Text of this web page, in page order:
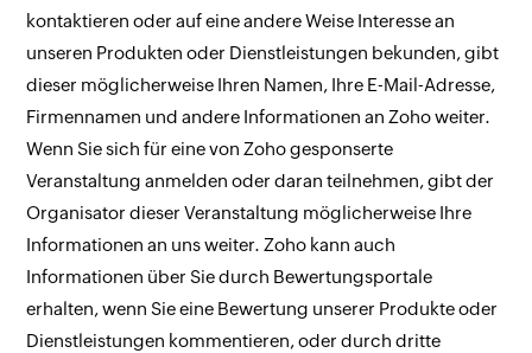
kontaktieren oder auf eine andere Weise Interesse an
unseren Produkten oder Dienstleistungen bekunden, gibt
dieser möglicherweise Ihren Namen, Ihre E-Mail-Adresse,
Firmennamen und andere Informationen an Zoho weiter.
Wenn Sie sich für eine von Zoho gesponserte
Veranstaltung anmelden oder daran teilnehmen, gibt der
Organisator dieser Veranstaltung möglicherweise Ihre
Informationen an uns weiter. Zoho kann auch
Informationen über Sie durch Bewertungsportale
erhalten, wenn Sie eine Bewertung unserer Produkte oder
Dienstleistungen kommentieren, oder durch dritte